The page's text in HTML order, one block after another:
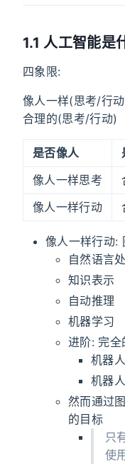
1.1 人工智能是
四象限:
像人一样(思考/行
合理的(思考/行动)
是否像人
像人一样思考
像人一样行动
像人一样行动:
自然语言
知识表示
自动推理
机器学习
进阶: 完全
机器
机器
然而通过
的目标
只
使